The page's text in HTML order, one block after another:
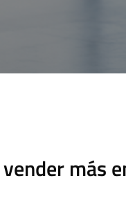
más